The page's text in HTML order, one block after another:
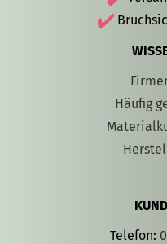
Häufig
Telefon: